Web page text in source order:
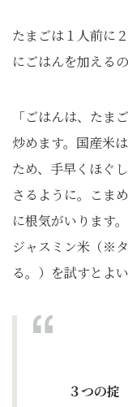
たまごは１人前に
にごはんを加える
「ごはんは、たま
炒めます。国産米
ため、手早くほぐ
さるように。こま
に根気がいります
ジャスミン米（※
る。）を試すとよ
３つの掟